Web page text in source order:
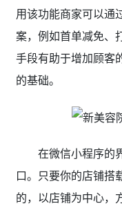
用该功能商家可以通
案，例如首单减免、
手段有助于增加顾客
的基础。
在微信小程序的
口。只要你的店铺搭
的，以店铺为中心，